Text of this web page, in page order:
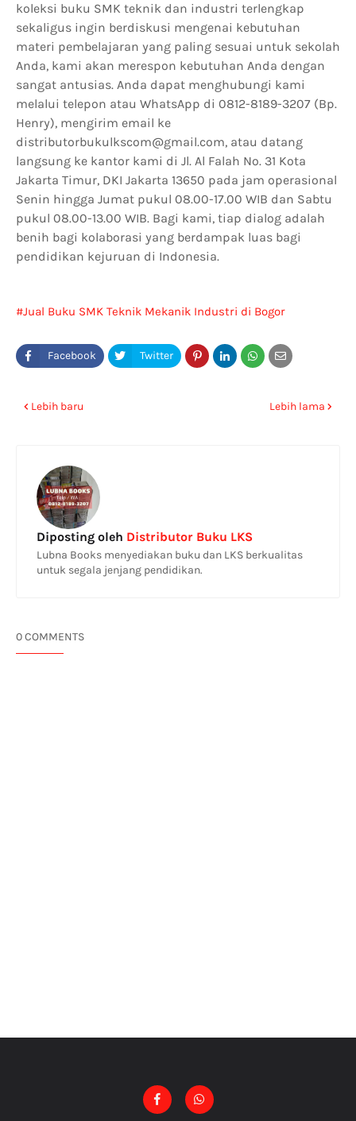
koleksi buku SMK teknik dan industri terlengkap
sekaligus ingin berdiskusi mengenai kebutuhan
materi pembelajaran yang paling sesuai untuk sekolah
Anda, kami akan merespon kebutuhan Anda dengan
sangat antusias. Anda dapat menghubungi kami
melalui telepon atau WhatsApp di 0812-8189-3207 (Bp.
Henry), mengirim email ke
distributorbukulkscom@gmail.com, atau datang
langsung ke kantor kami di Jl. Al Falah No. 31 Kota
Jakarta Timur, DKI Jakarta 13650 pada jam operasional
Senin hingga Jumat pukul 08.00-17.00 WIB dan Sabtu
pukul 08.00-13.00 WIB. Bagi kami, tiap dialog adalah
benih bagi kolaborasi yang berdampak luas bagi
pendidikan kejuruan di Indonesia.
Jual Buku SMK Teknik Mekanik Industri di Bogor
Lebih baru Lebih lama
Diposting oleh Distributor Buku LKS
Lubna Books menyediakan buku dan LKS berkualitas
untuk segala jenjang pendidikan.
0 COMMENTS